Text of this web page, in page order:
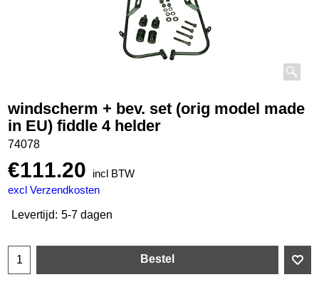
windscherm + bev. set (orig model made
in EU) fiddle 4 helder
74078
€111.20
incl BTW
excl Verzendkosten
Levertijd: 5-7 dagen
Bestel